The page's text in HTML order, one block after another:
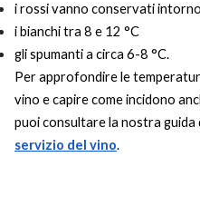
Champagne Region
Casali 1900
Lambrusco and Spergola
Piemonte Wines
Puglia Wines
Sicilian Wines
i rossi vanno conservati
i bianchi tra 8 e 12 °C
gli spumanti a circa 6-8 °C.
Per approfondire le
vino e capire come incidono
puoi consultare la nostra guida
servizio del vino.